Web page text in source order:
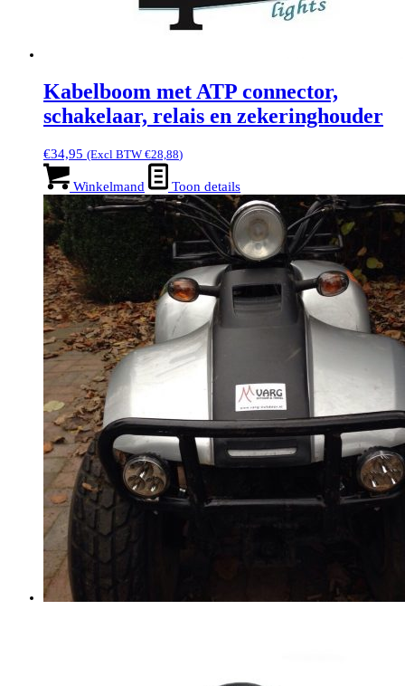
Kabelboom met ATP connector,
schakelaar, relais en zekeringhouder
€34,95 (Excl BTW €28,88)
Winkelmand Toon details